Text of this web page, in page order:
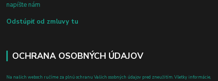
napíšte nám
Odstúpiť od zmluvy tu
OCHRANA OSOBNÝCH ÚDAJOV
Na našich weboch ručíme za plnú ochranu Vašich osobných údajov pred zneužitím. Všetky informácie,